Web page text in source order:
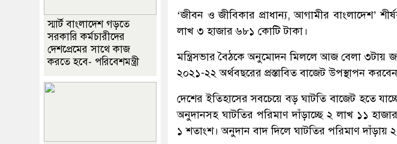
‘জীবন ও জীবিকার প্রাধান্য, আগামীর বাংলাদেশ’
লাখ ৩ হাজার ৬৮১ কোটি টাকা।
মন্ত্রিসভার বৈঠকে অনুমোদন মিললে আজ বেলা ৩টায়
২০২১-২২ অর্থবছরের প্রস্তাবিত বাজেট উপস্থাপন
দেশের ইতিহাসের সবচেয়ে বড় ঘাটতি বাজেট হতে
অনুদানসহ ঘাটতির পরিমাণ দাঁড়াচ্ছে ২ লাখ ১১
১ শতাংশ। অনুদান বাদ দিলে ঘাটতির পরিমাণ দাঁড়ায়
স্মার্ট বাংলাদেশ গড়তে
সরকারি কর্মচারীদের
দেশপ্রেমের সাথে কাজ
করতে হবে- পরিবেশমন্ত্রী